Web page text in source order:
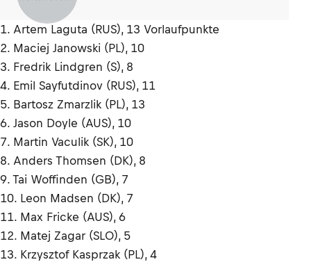
1. Artem Laguta (RUS), 13 Vorlaufpunkte
2. Maciej Janowski (PL), 10
3. Fredrik Lindgren (S), 8
4. Emil Sayfutdinov (RUS), 11
5. Bartosz Zmarzlik (PL), 13
6. Jason Doyle (AUS), 10
7. Martin Vaculik (SK), 10
8. Anders Thomsen (DK), 8
9. Tai Woffinden (GB), 7
10. Leon Madsen (DK), 7
11. Max Fricke (AUS), 6
12. Matej Zagar (SLO), 5
13. Krzysztof Kasprzak (PL), 4